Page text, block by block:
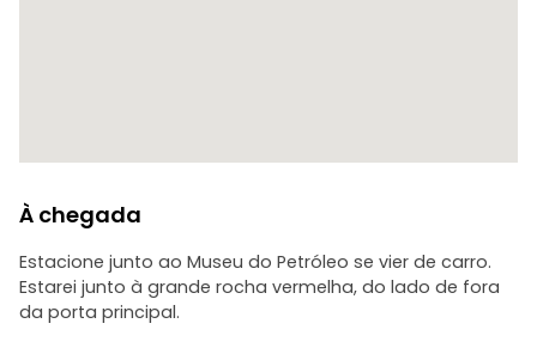
À chegada
Estacione junto ao Museu do Petróleo se vier de carro.
Estarei junto à grande rocha vermelha, do lado de fora
da porta principal.